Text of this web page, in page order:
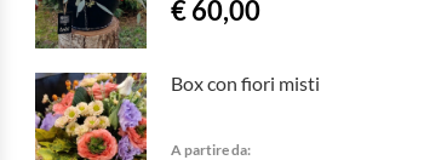
€ 60,00
Box con fiori misti
A partire da: